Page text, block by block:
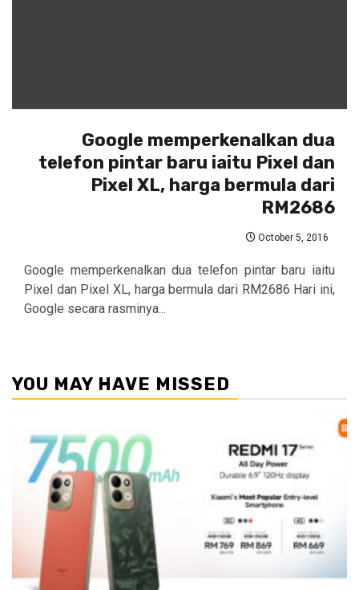
Google memperkenalkan dua
telefon pintar baru iaitu Pixel dan
Pixel XL, harga bermula dari
RM2686
October 5, 2016
Google memperkenalkan dua telefon pintar baru iaitu
Pixel dan Pixel XL, harga bermula dari RM2686 Hari ini,
Google secara rasminya...
YOU MAY HAVE MISSED